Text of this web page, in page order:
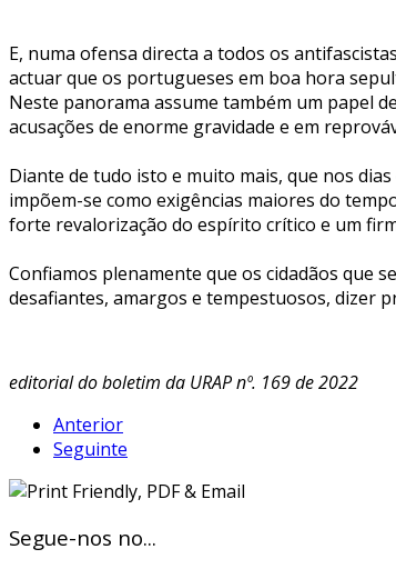
E, numa ofensa directa a todos os
actuar que os portugueses em boa hora
Neste panorama assume também um papel
acusações de enorme gravidade e em
Diante de tudo isto e muito mais, que nos
impõem-se como exigências maiores do
forte revalorização do espírito crítico e um
Confiamos plenamente que os cidadãos que
desafiantes, amargos e tempestuosos, dizer
editorial do boletim da URAP nº. 169 de 2022
Anterior
Seguinte
Segue-nos no...